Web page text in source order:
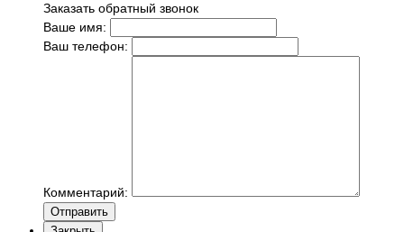
Заказать обратный звонок
Ваше имя:
Ваш телефон:
Комментарий:
Отправить